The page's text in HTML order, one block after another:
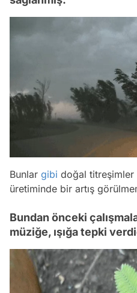
Bunlar gibi doğal titreşimler
üretiminde bir artış
Bundan önceki
müziğe, ışığa tepki